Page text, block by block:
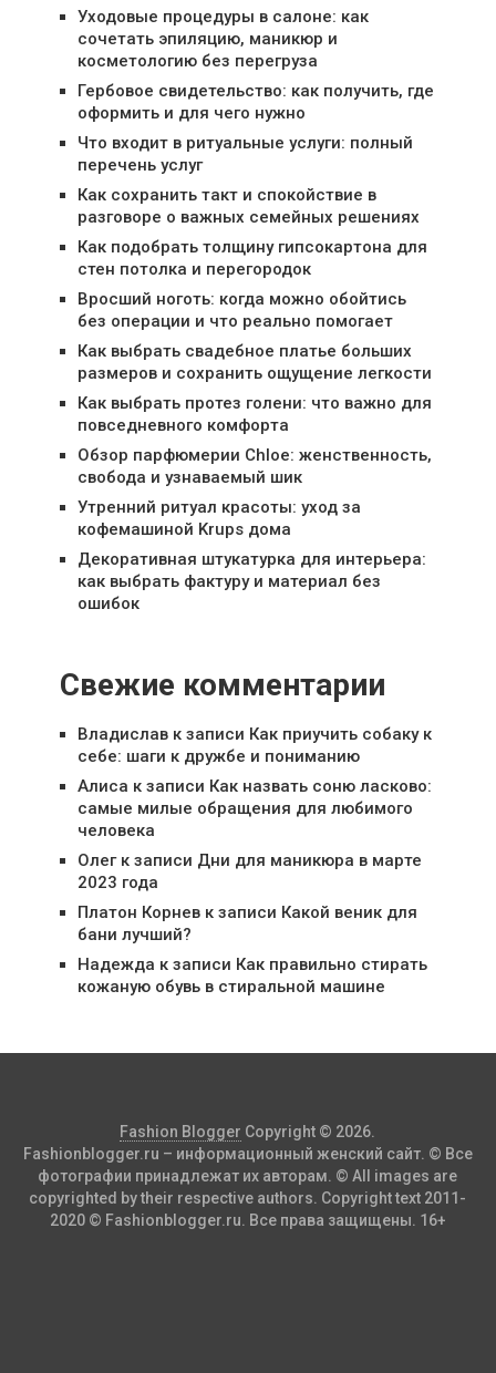
Уходовые процедуры в салоне: как
сочетать эпиляцию, маникюр и
косметологию без перегруза
Гербовое свидетельство: как получить, где
оформить и для чего нужно
Что входит в ритуальные услуги: полный
перечень услуг
Как сохранить такт и спокойствие в
разговоре о важных семейных решениях
Как подобрать толщину гипсокартона для
стен потолка и перегородок
Вросший ноготь: когда можно обойтись
без операции и что реально помогает
Как выбрать свадебное платье больших
размеров и сохранить ощущение легкости
Как выбрать протез голени: что важно для
повседневного комфорта
Обзор парфюмерии Chloe: женственность,
свобода и узнаваемый шик
Утренний ритуал красоты: уход за
кофемашиной Krups дома
Декоративная штукатурка для интерьера:
как выбрать фактуру и материал без
ошибок
Свежие комментарии
Владиславк записи Как приучить собаку к
себе: шаги к дружбе и пониманию
Алиса к записи Как назвать соню ласково:
самые милые обращения для любимого
человека
Олегк записи Дни для маникюра в марте
2023 года
Платон Корневк записи Какой веник для
бани лучший?
Надежда к записи Как правильно стирать
кожаную обувь в стиральной машине
Fashion Blogger Copyright © 2026.
Fashionblogger.ru – информационный женский сайт. © Все
фотографии принадлежат их авторам. © All images are
copyrighted by their respective authors. Copyright text 2011-
2020 © Fashionblogger.ru. Все права защищены. 16+